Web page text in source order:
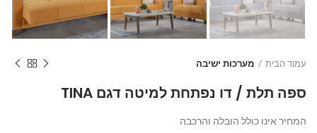
עמוד הבית מערכות ישיבה
ספה תלת / דו נפתחת למיטה דגם TINA
המחיר אינו כולל הובלה והרכבה